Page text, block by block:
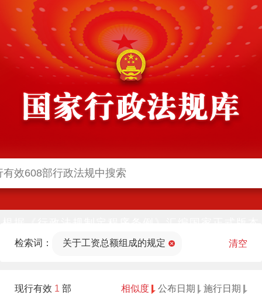
法部官网)同步公布
检索词： 关于工资总额组成的规定 清空
现行有效 1 部 相似度 公布日期 施行日期